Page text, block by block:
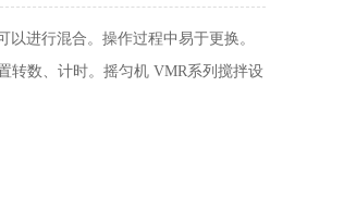
以进行混合。操作过程中易于更换。
转数、计时。摇匀机 VMR系列搅拌设